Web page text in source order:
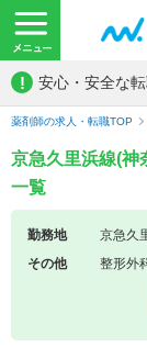
! 安心・安全な
薬剤師の求人・転職TOP
京急久里浜線(神
一覧
勤務地
京急久
その他
整形外